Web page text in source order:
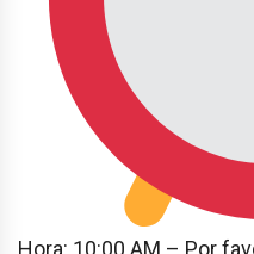
Hora: 10:00 AM – Por